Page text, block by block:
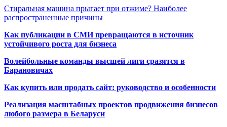
Стиральная машина прыгает при отжиме? Наиболее
распространенные причины
Как публикации в СМИ превращаются в источник
устойчивого роста для бизнеса
Волейбольные команды высшей лиги сразятся в
Барановичах
Как купить или продать сайт: руководство и особенности
Реализация масштабных проектов продвижения бизнесов
любого размера в Беларуси